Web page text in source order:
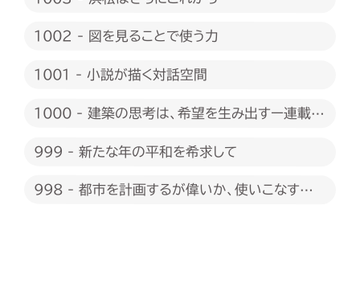
1002 - 図を見ることで使う力
1001 - 小説が描く対話空間
1000 - 建築の思考は、希望を生み出すー連載
999 - 新たな年の平和を希求して
998 - 都市を計画するが偉いか、使いこなすが